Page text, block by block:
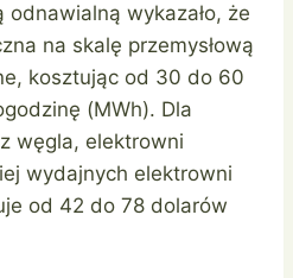
wykazało, że
na skalę przemysłową
kosztując od 30 do 60
(MWh). Dla
węgla, elektrowni
wydajnych elektrowni
od 42 do 78 dolarów